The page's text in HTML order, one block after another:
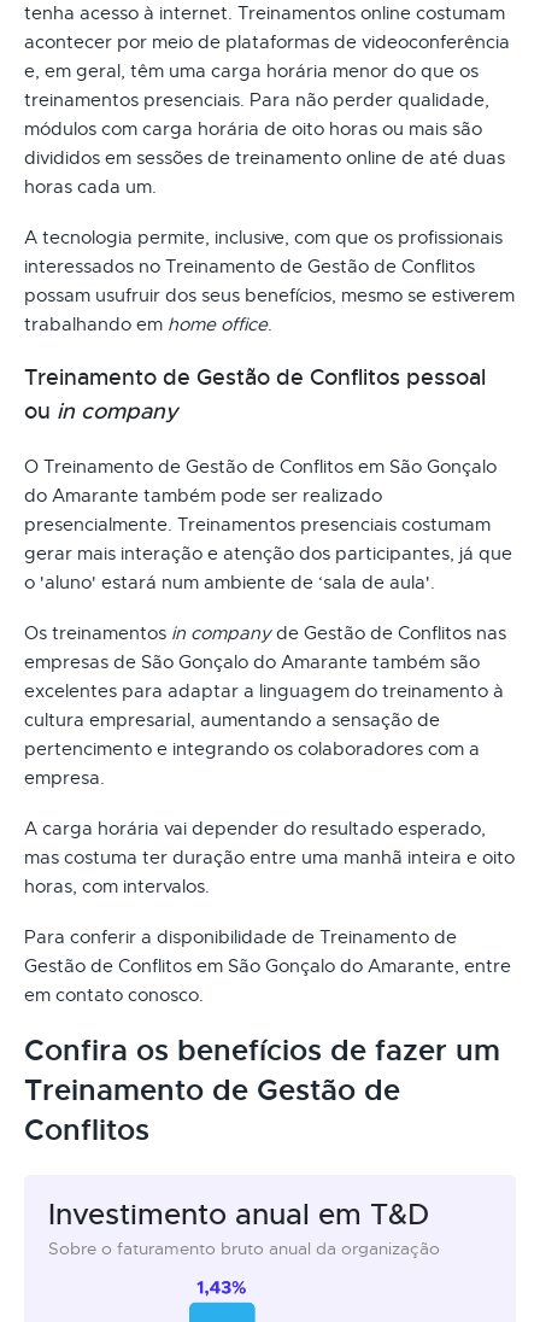
tenha acesso à internet. Treinamentos online costumam
acontecer por meio de plataformas de videoconferência
e, em geral, têm uma carga horária menor do que os
treinamentos presenciais. Para não perder qualidade,
módulos com carga horária de oito horas ou mais são
divididos em sessões de treinamento online de até duas
horas cada um.
A tecnologia permite, inclusive, com que os profissionais
interessados no Treinamento de Gestão de Conflitos
possam usufruir dos seus benefícios, mesmo se estiverem
trabalhando em home office.
Treinamento de Gestão de Conflitos pessoal
ou in company
O Treinamento de Gestão de Conflitos em São Gonçalo
do Amarante também pode ser realizado
presencialmente. Treinamentos presenciais costumam
gerar mais interação e atenção dos participantes, já que
o 'aluno' estará num ambiente de ‘sala de aula'.
Os treinamentos in companyde Gestão de Conflitos nas
empresas de São Gonçalo do Amarante também são
excelentes para adaptar a linguagem do treinamento à
cultura empresarial, aumentando a sensação de
pertencimento e integrando os colaboradores com a
empresa.
A carga horária vai depender do resultado esperado,
mas costuma ter duração entre uma manhã inteira e oito
horas, com intervalos.
Para conferir a disponibilidade de Treinamento de
Gestão de Conflitos em São Gonçalo do Amarante, entre
em contato conosco.
Confira os benefícios de fazer um
Treinamento de Gestão de
Conflitos
Investimento anual em T&D
Sobre o faturamento bruto anual da organização